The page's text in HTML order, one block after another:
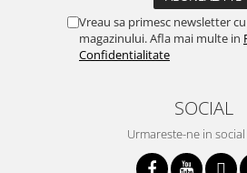
Vreau sa primesc newsletter
magazinului. Afla mai multe in
Confidentialitate
SOCIAL
Urmareste-ne in